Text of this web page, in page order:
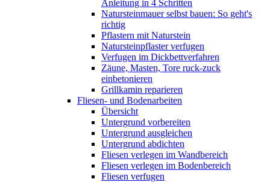
Anleitung in 4 Schritten
Natursteinmauer selbst bauen: So geht's
richtig
Pflastern mit Naturstein
Natursteinpflaster verfugen
Verfugen im Dickbettverfahren
Zäune, Masten, Tore ruck-zuck
einbetonieren
Grillkamin reparieren
Fliesen- und Bodenarbeiten
Übersicht
Untergrund vorbereiten
Untergrund ausgleichen
Untergrund abdichten
Fliesen verlegen im Wandbereich
Fliesen verlegen im Bodenbereich
Fliesen verfugen